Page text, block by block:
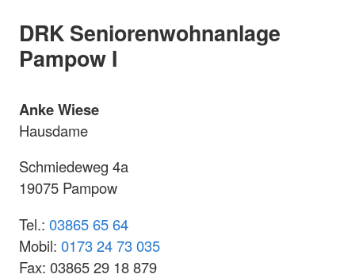
DRK Seniorenwohnanlage
Pampow I
Anke Wiese
Hausdame
Schmiedeweg 4a
19075 Pampow
Tel.: 03865 65 64
Mobil: 0173 24 73 035
Fax: 03865 29 18 879